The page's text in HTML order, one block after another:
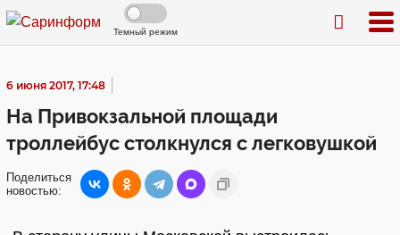
Темный режим
6 июня 2017, 17:48
На Привокзальной площади
троллейбус столкнулся с легковушкой
Поделиться
новостью: